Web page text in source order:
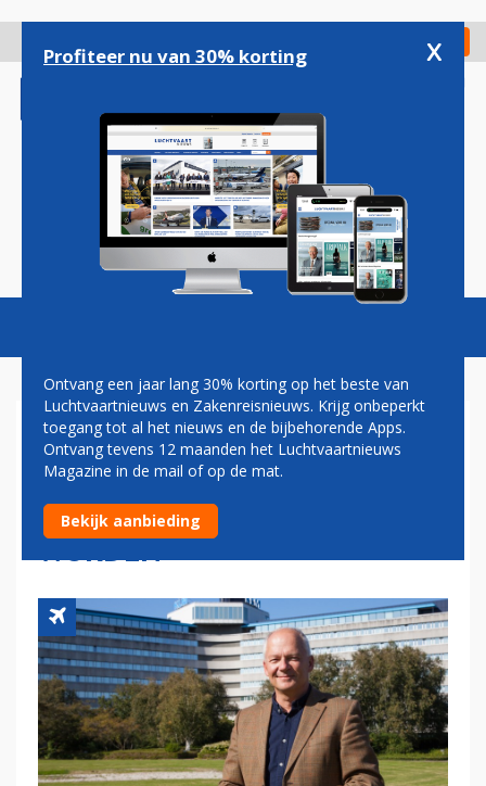
gaan
Check in
Magazine Podcasts Vacatures
KLM WIL TOONAANGEVENDE
TOUROPERATOR IN
NEDERLAND EN BELGIË
WORDEN
Profiteer nu van 30% korting x
Ontvang een jaar lang 30% korting op het beste van
Luchtvaartnieuws en Zakenreisnieuws. Krijg onbeperkt
toegang tot al het nieuws en de bijbehorende Apps.
Ontvang tevens 12 maanden het Luchtvaartnieuws
Magazine in de mail of op de mat.
Bekijk aanbieding